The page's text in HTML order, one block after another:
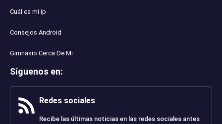
Cuál es mi ip
Consejos Android
Gimnasio Cerca De Mi
Síguenos en:
Redes sociales
Recibe las últimas noticias en las redes sociales antes